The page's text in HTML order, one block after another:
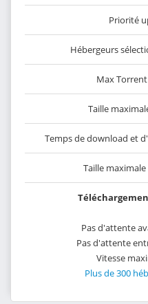
Priorité
Hébergeurs
Max
Taille
Temps de download et
Taille
Pas d'attente
Pas d'attente
Vitesse
Plus de 300